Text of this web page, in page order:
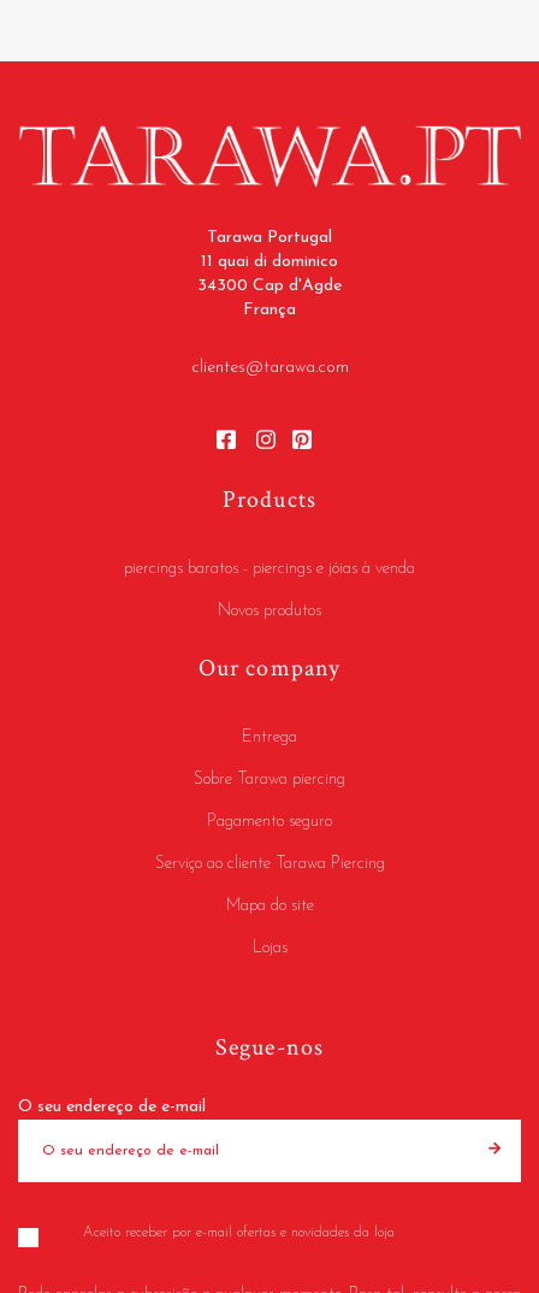
Tarawa Portugal
11 quai di dominico
34300 Cap d'Agde
França
clientes@tarawa.com
Products
piercings baratos - piercings e jóias à venda
Novos produtos
Our company
Entrega
Sobre Tarawa piercing
Pagamento seguro
Serviço ao cliente Tarawa Piercing
Mapa do site
Lojas
Segue-nos
O seu endereço de e-mail
Aceito receber por e-mail ofertas e novidades da loja